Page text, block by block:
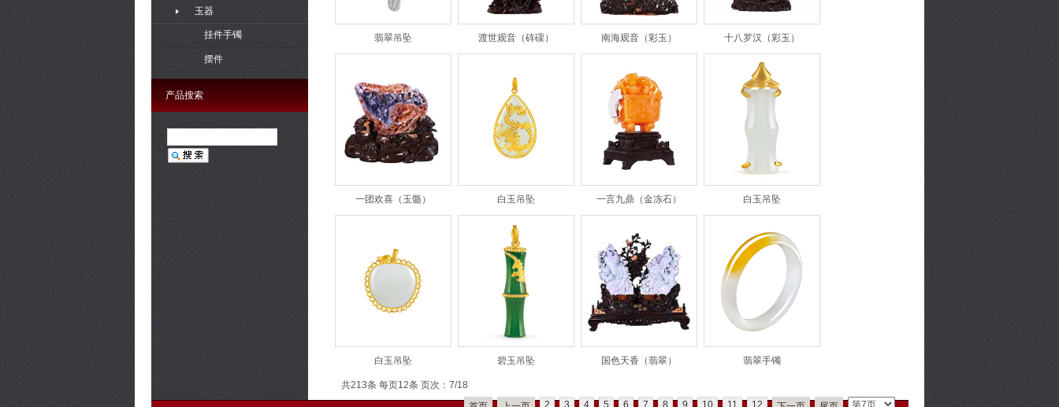
产品搜索
翡翠吊坠 渡世观音（砗磲） 南海观音（彩玉） 十八罗汉（彩玉）
一团欢喜（玉髓） 白玉吊坠 一言九鼎（金冻石） 白玉吊坠
白玉吊坠 碧玉吊坠 国色天香（翡翠） 翡翠手镯
共213条 每页12条 页次：7/18
2 3 4 5 6 7 8 9 10 11 12
玉器
挂件手镯
摆件